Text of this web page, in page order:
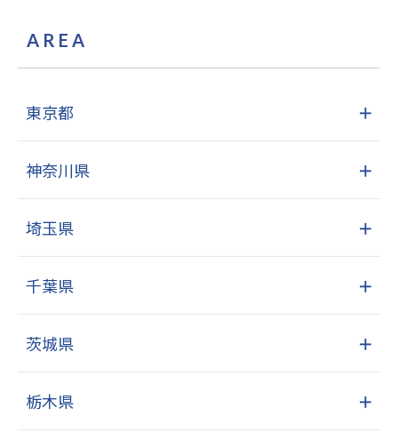
AREA
東京都 ＋
神奈川県 ＋
埼玉県 ＋
千葉県 ＋
茨城県 ＋
栃木県 ＋